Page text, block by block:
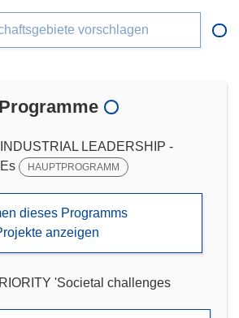
vorschlagen
LEADERSHIP -
HAUPTPROGRAMM
dieses Programms
anzeigen
'Societal challenges